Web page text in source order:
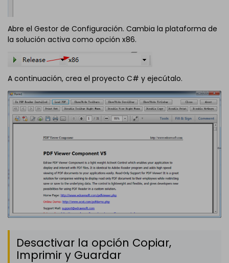
Abre el Gestor de Configuración. Cambia la plataforma de
la solución activa como opción x86.
A continuación, crea el proyecto C# y ejecútalo.
Desactivar la opción Copiar,
Imprimir y Guardar